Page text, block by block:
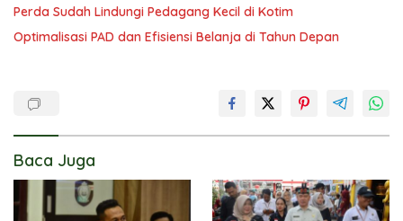
Perda Sudah Lindungi Pedagang Kecil di Kotim
Optimalisasi PAD dan Efisiensi Belanja di Tahun Depan
Baca Juga